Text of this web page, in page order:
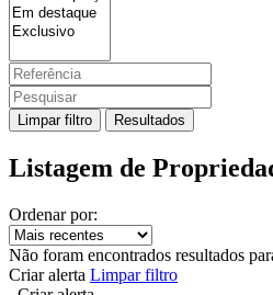
Limpar filtro Resultados
Listagem de
Ordenar por:
Não foram encontrados resultados
Criar alerta Limpar filtro